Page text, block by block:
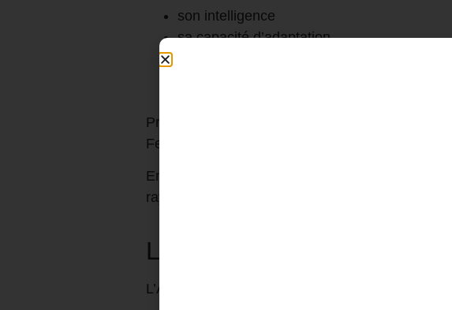
son intelligence
sa capacité d’adaptation
Présent dans l’imaginaire collectif algérien, il
Fennecs».
En baptisant son nouvel Airbus « Le Fennec »,
rayonnement international.
Les caractéristiques du
L’Airbus A330-900neo représente la nouvelle